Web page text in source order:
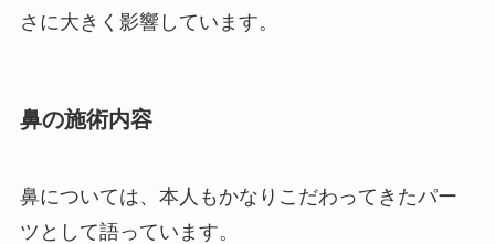
さに大きく影響しています。
鼻の施術内容
鼻については、本人もかなりこだわってきたパー
ツとして語っています。